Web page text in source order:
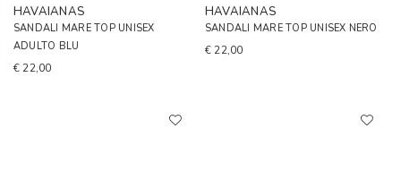
HAVAIANAS
SANDALI MARE TOP UNISEX
ADULTO BLU
€ 22,00
HAVAIANAS
SANDALI MARE TOP UNISEX NERO
€ 22,00